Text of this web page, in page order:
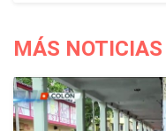
MÁS NOTICIAS